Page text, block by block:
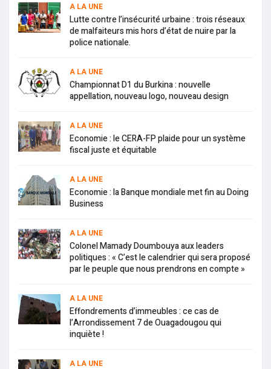
A LA UNE
Lutte contre l’insécurité urbaine : trois réseaux
de malfaiteurs mis hors d’état de nuire par la
police nationale.
A LA UNE
Championnat D1 du Burkina : nouvelle
appellation, nouveau logo, nouveau design
A LA UNE
Economie : le CERA-FP plaide pour un système
fiscal juste et équitable
A LA UNE
Economie : la Banque mondiale met fin au Doing
Business
A LA UNE
Colonel Mamady Doumbouya aux leaders
politiques : « C’est le calendrier qui sera proposé
par le peuple que nous prendrons en compte »
A LA UNE
Effondrements d’immeubles : ce cas de
l’Arrondissement 7 de Ouagadougou qui
inquiète !
A LA UNE